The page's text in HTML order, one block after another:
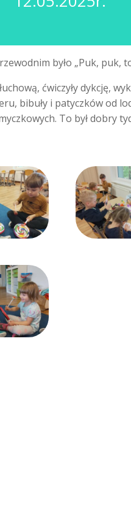
było „Puk, puk,
ćwiczyły dykcję,
bibuły i patyczków od
To był dobry